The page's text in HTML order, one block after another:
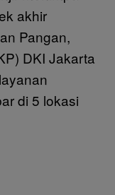
akhir
Pangan,
DKI Jakarta
di 5 lokasi